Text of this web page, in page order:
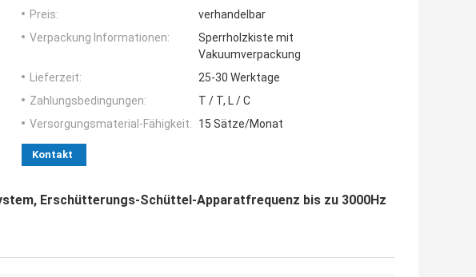
Preis:
verhandelbar
Verpackung Informationen:
Sperrholzkiste mit
Vakuumverpackung
Lieferzeit:
25-30 Werktage
Zahlungsbedingungen:
T / T, L / C
Versorgungsmaterial-Fähigkeit:
15 Sätze/Monat
Kontakt
Erschütterungs-Schüttel-Apparatfrequenz bis zu 3000Hz